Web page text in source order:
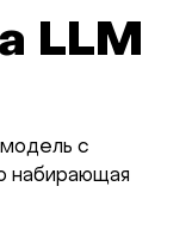
LLM
с
набирающая